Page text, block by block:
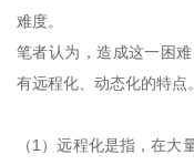
难度。
笔者认为，造成这一困
有远程化、动态化的特点。
（1）远程化是指，在大